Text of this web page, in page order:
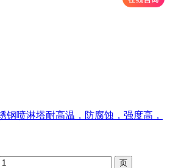
钢喷淋塔耐高温，防腐蚀，强度高，